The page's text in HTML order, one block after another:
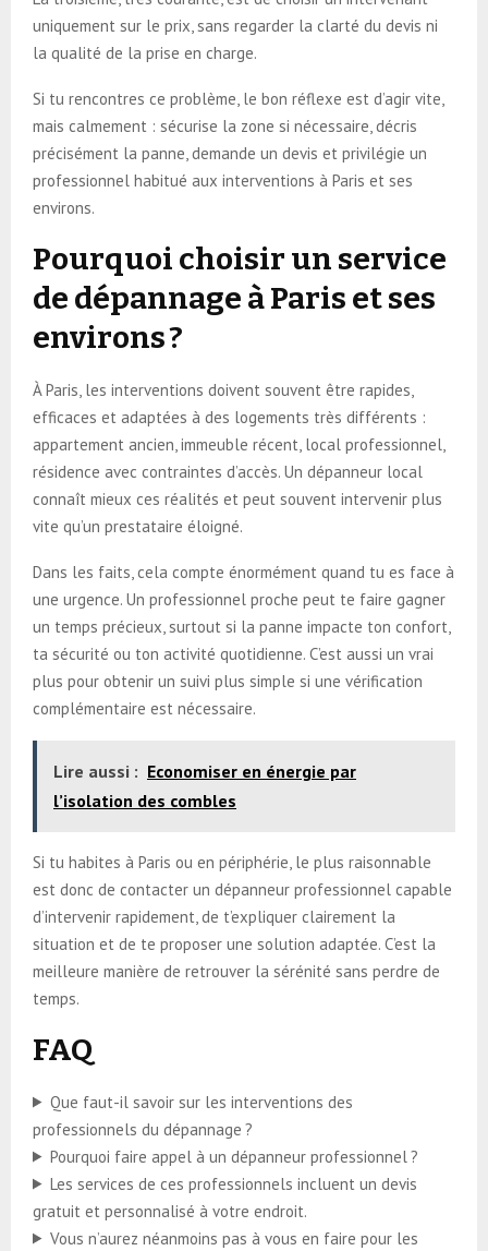
uniquement sur le prix, sans regarder la clarté du devis ni
la qualité de la prise en charge.
Si tu rencontres ce problème, le bon réflexe est d’agir vite,
mais calmement : sécurise la zone si nécessaire, décris
précisément la panne, demande un devis et privilégie un
professionnel habitué aux interventions à Paris et ses
environs.
Pourquoi choisir un service
de dépannage à Paris et ses
environs ?
À Paris, les interventions doivent souvent être rapides,
efficaces et adaptées à des logements très différents :
appartement ancien, immeuble récent, local professionnel,
résidence avec contraintes d’accès. Un dépanneur local
connaît mieux ces réalités et peut souvent intervenir plus
vite qu’un prestataire éloigné.
Dans les faits, cela compte énormément quand tu es face à
une urgence. Un professionnel proche peut te faire gagner
un temps précieux, surtout si la panne impacte ton confort,
ta sécurité ou ton activité quotidienne. C’est aussi un vrai
plus pour obtenir un suivi plus simple si une vérification
complémentaire est nécessaire.
Lire aussi : Economiser en énergie par
l’isolation des combles
Si tu habites à Paris ou en périphérie, le plus raisonnable
est donc de contacter un dépanneur professionnel capable
d’intervenir rapidement, de t’expliquer clairement la
situation et de te proposer une solution adaptée. C’est la
meilleure manière de retrouver la sérénité sans perdre de
temps.
FAQ
Que faut-il savoir sur les interventions des
professionnels du dépannage ?
Pourquoi faire appel à un dépanneur professionnel ?
Les services de ces professionnels incluent un devis
gratuit et personnalisé à votre endroit.
Vous n’aurez néanmoins pas à vous en faire pour les